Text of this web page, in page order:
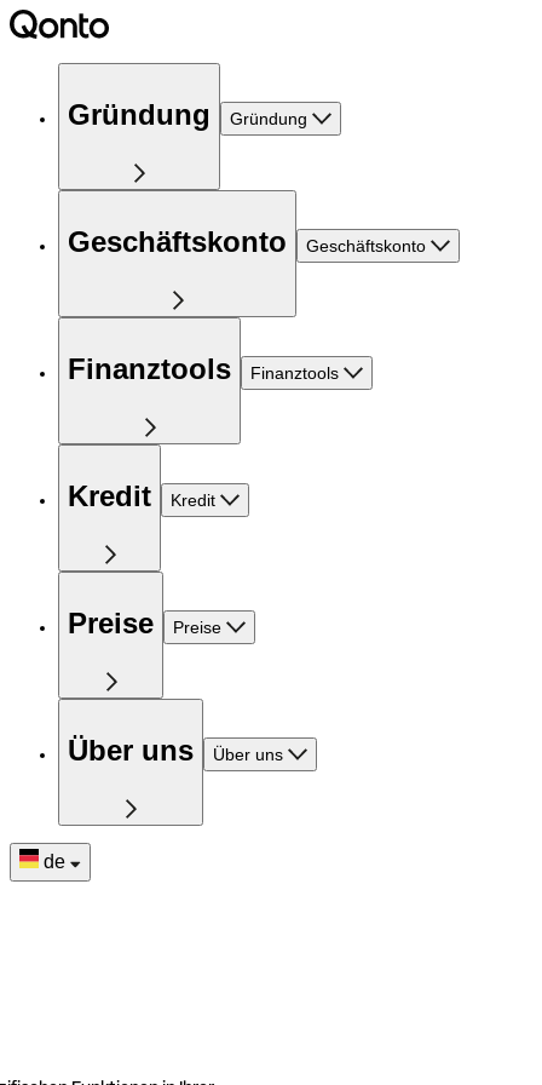
Gründung Gründung
Geschäftskonto Geschäftskonto
Finanztools Finanztools
Kredit Kredit
Preise Preise
Über uns Über uns
de